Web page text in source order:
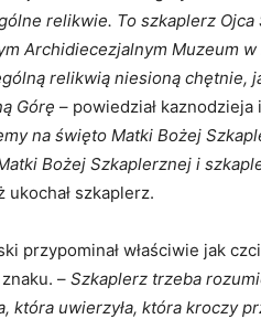
relikwie. To szkaplerz Ojca
Archidiecezjalnym Muzeum
relikwią niesioną chętnie,
Górę – powiedział
na święto Matki Bożej
Bożej Szkaplerznej i
szkaplerz.
przypominał właściwie jak
– Szkaplerz trzeba
która uwierzyła, która kroczy